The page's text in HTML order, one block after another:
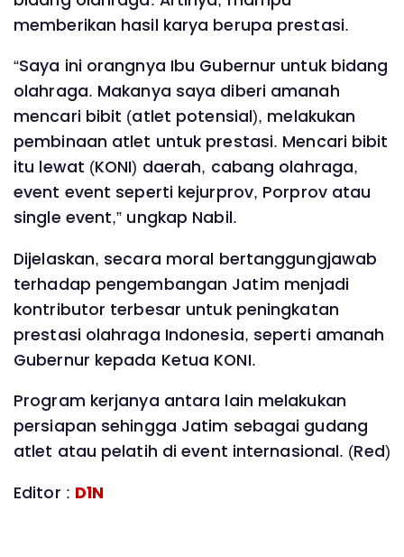
memberikan hasil karya berupa prestasi.
“Saya ini orangnya Ibu Gubernur untuk bidang
olahraga. Makanya saya diberi amanah
mencari bibit (atlet potensial), melakukan
pembinaan atlet untuk prestasi. Mencari bibit
itu lewat (KONI) daerah, cabang olahraga,
event event seperti kejurprov, Porprov atau
single event,” ungkap Nabil.
Dijelaskan, secara moral bertanggungjawab
terhadap pengembangan Jatim menjadi
kontributor terbesar untuk peningkatan
prestasi olahraga Indonesia, seperti amanah
Gubernur kepada Ketua KONI.
Program kerjanya antara lain melakukan
persiapan sehingga Jatim sebagai gudang
atlet atau pelatih di event internasional. (Red)
Editor : D1N